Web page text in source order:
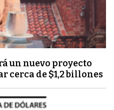
un nuevo proyecto
cerca de $1,2 billones